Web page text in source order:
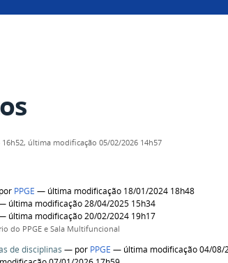
última modificação 05/02/2026 14h57
por PPGE — última modificação 18/01/2024 18h48
última modificação 28/04/2025 15h34
última modificação 20/02/2024 19h17
do PPGE e Sala Multifuncional
de disciplinas — por PPGE — última modificação 04/08/